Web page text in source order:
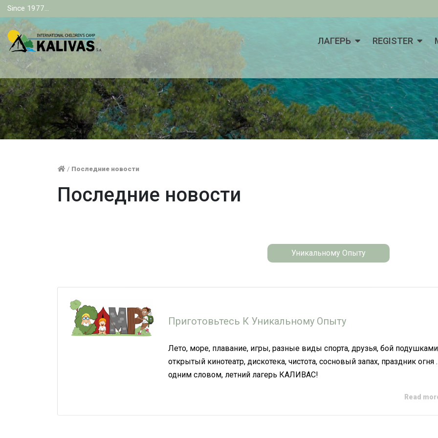
Since 1977...
ЛАГЕРЬ REGISTER
/ Последние новости
Последние новости
Уникальному Опыту
Приготовьтесь К Уникальному Опыту
Лето, море, плавание, игры, разные виды спорта, друзья, бой
открытый кинотеатр, дискотека, чистота, сосновый запах, праздник огня
одним словом, летний лагерь КАЛИВАС!
Read